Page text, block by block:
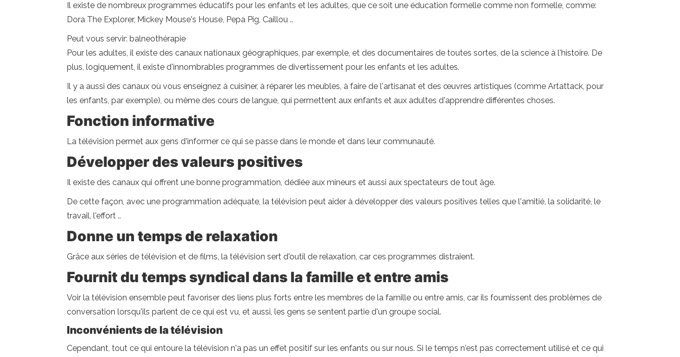
Il existe de nombreux programmes éducatifs pour les enfants et les adultes, que ce soit une éducation formelle comme non formelle, comme:
Dora The Explorer, Mickey Mouse's House, Pepa Pig, Caillou ..
Peut vous servir: balneothérapie
Pour les adultes, il existe des canaux nationaux géographiques, par exemple, et des documentaires de toutes sortes, de la science à l'histoire. De
plus, logiquement, il existe d'innombrables programmes de divertissement pour les enfants et les adultes.
Il y a aussi des canaux où vous enseignez à cuisiner, à réparer les meubles, à faire de l'artisanat et des œuvres artistiques (comme Artattack, pour
les enfants, par exemple), ou même des cours de langue, qui permettent aux enfants et aux adultes d'apprendre différentes choses.
Fonction informative
La télévision permet aux gens d'informer ce qui se passe dans le monde et dans leur communauté.
Développer des valeurs positives
Il existe des canaux qui offrent une bonne programmation, dédiée aux mineurs et aussi aux spectateurs de tout âge.
De cette façon, avec une programmation adéquate, la télévision peut aider à développer des valeurs positives telles que l'amitié, la solidarité, le
travail, l'effort ..
Donne un temps de relaxation
Grâce aux séries de télévision et de films, la télévision sert d'outil de relaxation, car ces programmes distraient.
Fournit du temps syndical dans la famille et entre amis
Voir la télévision ensemble peut favoriser des liens plus forts entre les membres de la famille ou entre amis, car ils fournissent des problèmes de
conversation lorsqu'ils parlent de ce qui est vu, et aussi, les gens se sentent partie d'un groupe social.
Inconvénients de la télévision
Cependant, tout ce qui entoure la télévision n'a pas un effet positif sur les enfants ou sur nous. Si le temps n'est pas correctement utilisé et ce qui